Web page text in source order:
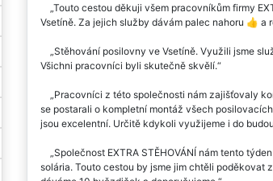
Touto cestou děkuji všem pracovníkům firmy
Vsetíně. Za jejich služby dávám palec nahoru 👍
Stěhování posilovny ve Vsetíně. Využili jsme
Všichni pracovníci byli skutečně skvělí.
Pracovníci z této společnosti nám zajišťovaly
se postarali o kompletní montáž všech
jsou excelentní. Určitě kdykoli využijeme i do
Společnost EXTRA STĚHOVÁNÍ nám tento
solária. Touto cestou by jsme jim chtěli poděkovat